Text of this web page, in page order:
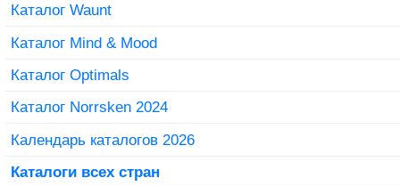
Каталог Waunt
Каталог Mind & Mood
Каталог Optimals
Каталог Norrsken 2024
Календарь каталогов 2026
Каталоги всех стран